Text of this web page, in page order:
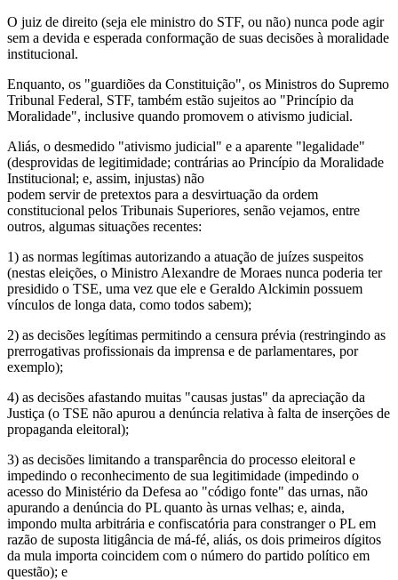
O juiz de direito (seja ele ministro do STF, ou não) nunca pode agir
sem a devida e esperada conformação de suas decisões à moralidade
institucional.
Enquanto, os "guardiões da Constituição", os Ministros do Supremo
Tribunal Federal, STF, também estão sujeitos ao "Princípio da
Moralidade", inclusive quando promovem o ativismo judicial.
Aliás, o desmedido "ativismo judicial" e a aparente "legalidade"
(desprovidas de legitimidade; contrárias ao Princípio da Moralidade
Institucional; e, assim, injustas) não
podem servir de pretextos para a desvirtuação da ordem
constitucional pelos Tribunais Superiores, senão vejamos, entre
outros, algumas situações recentes:
1) as normas legítimas autorizando a atuação de juízes suspeitos
(nestas eleições, o Ministro Alexandre de Moraes nunca poderia ter
presidido o TSE, uma vez que ele e Geraldo Alckimin possuem
vínculos de longa data, como todos sabem);
2) as decisões legítimas permitindo a censura prévia (restringindo as
prerrogativas profissionais da imprensa e de parlamentares, por
exemplo);
4) as decisões afastando muitas "causas justas" da apreciação da
Justiça (o TSE não apurou a denúncia relativa à falta de inserções de
propaganda eleitoral);
3) as decisões limitando a transparência do processo eleitoral e
impedindo o reconhecimento de sua legitimidade (impedindo o
acesso do Ministério da Defesa ao "código fonte" das urnas, não
apurando a denúncia do PL quanto às urnas velhas; e, ainda,
impondo multa arbitrária e confiscatória para constranger o PL em
razão de suposta litigância de má-fé, aliás, os dois primeiros dígitos
da mula importa coincidem com o número do partido político em
questão); e